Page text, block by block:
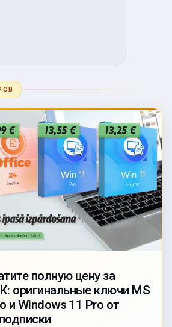
полную цену за
оригинальные ключи MS
и Windows 11 Pro от